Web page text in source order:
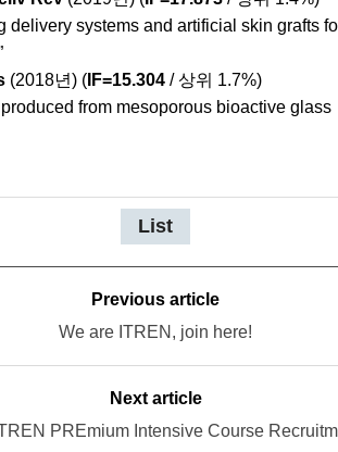
delivery systems and artificial skin grafts
(2018년) ( IF=15.304 / 상위 1.7%)
from mesoporous bioactive glass
List
Previous article
We are ITREN, join here!
Next article
PREmium Intensive Course